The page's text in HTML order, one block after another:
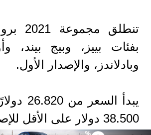
تنطلق
بفئات بييز، وبيج بيند،
وبادلاندز، والإصدار الأول.
يبدأ
38.500 دولار على الأقل للإصدار الأول.